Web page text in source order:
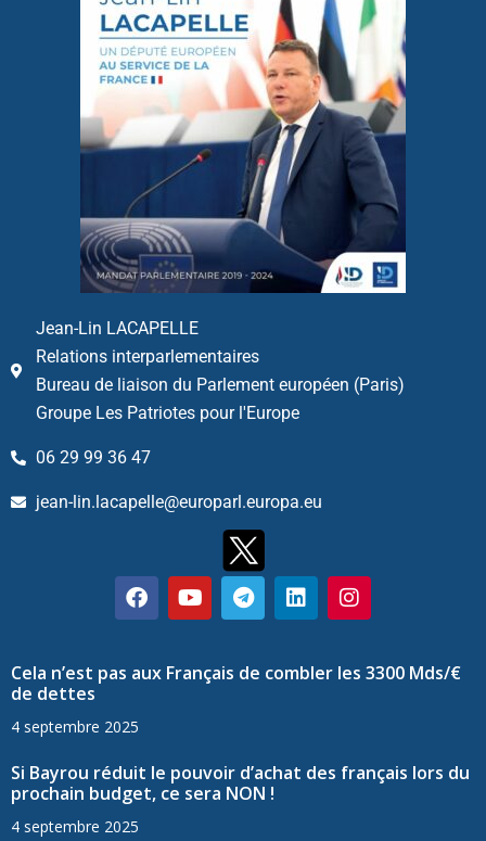
Jean-Lin LACAPELLE
Relations interparlementaires
Bureau de liaison du Parlement européen (Paris)
Groupe Les Patriotes pour l'Europe
06 29 99 36 47
jean-lin.lacapelle@europarl.europa.eu
Cela n’est pas aux Français de combler les 3300 Mds/€
de dettes
4 septembre 2025
Si Bayrou réduit le pouvoir d’achat des français lors du
prochain budget, ce sera NON !
4 septembre 2025